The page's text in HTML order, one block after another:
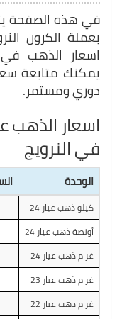
في هذه الصفحة
بعملة الكرون
اسعار الذهب في
يمكنك متابعة
دوري ومستمر.
اسعار الذهب
في النرويج
الوحدة
كيلو ذهب عيار 24
أونصة ذهب عيار 24
غرام ذهب عيار 24
غرام ذهب عيار 23
غرام ذهب عيار 22